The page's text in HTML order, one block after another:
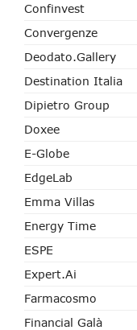
Confinvest
Convergenze
Deodato.Gallery
Destination Italia
Dipietro Group
Doxee
E-Globe
EdgeLab
Emma Villas
Energy Time
ESPE
Expert.ai
Farmacosmo
Financial Galà